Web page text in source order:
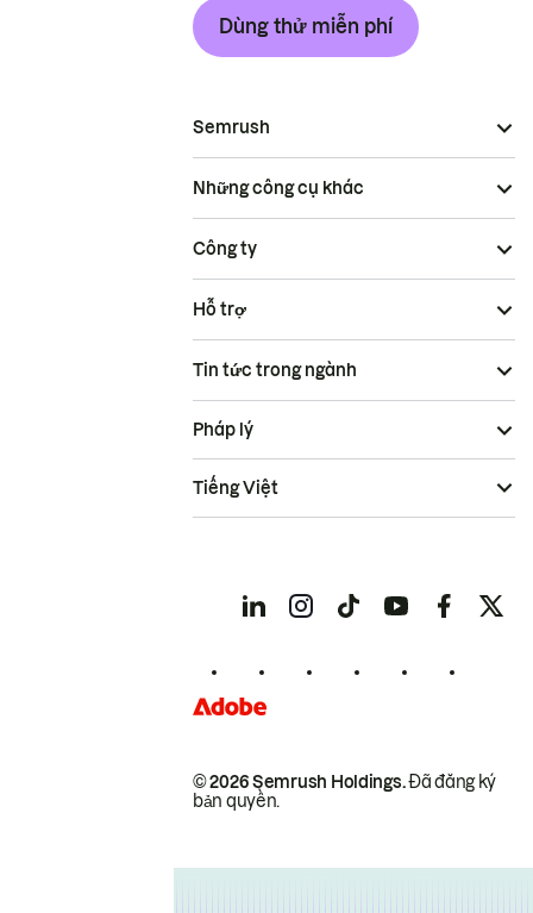
Dùng thử miễn phí
Semrush
Những công cụ khác
Công ty
Hỗ trợ
Tin tức trong ngành
© 2026 Semrush Holdings.Đã đăng ký
bản quyền.
Pháp lý
Tiếng Việt